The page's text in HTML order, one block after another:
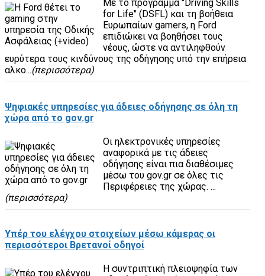
Με το πρόγραμμα "Driving Skills
for Life" (DSFL) και τη βοήθεια
Ευρωπαίων gamers, η Ford
επιδιώκει να βοηθήσει τους
νέους, ώστε να αντιληφθούν
ευρύτερα τους κινδύνους της οδήγησης υπό την επήρεια
αλκο...(περισσότερα)
Ψηφιακές υπηρεσίες για άδειες οδήγησης σε όλη τη
χώρα από το gov.gr
Οι ηλεκτρονικές υπηρεσίες
αναφορικά με τις άδειες
οδήγησης είναι πια διαθέσιμες
μέσω του gov.gr σε όλες τις
Περιφέρειες της χώρας. ...
(περισσότερα)
Υπέρ του ελέγχου στοιχείων μέσω κάμερας οι
περισσότεροι Βρετανοί οδηγοί
Η συντριπτική πλειοψηφία των